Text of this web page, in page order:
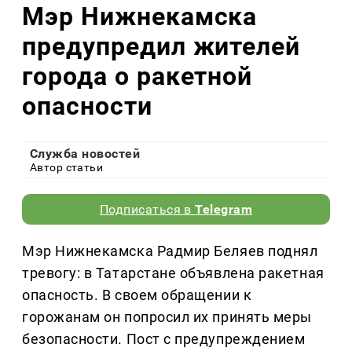
Мэр Нижнекамска
предупредил жителей
города о ракетной
опасности
Служба новостей
Автор статьи
Подписаться вTelegram
Мэр Нижнекамска Радмир Беляев поднял
тревогу: в Татарстане объявлена ракетная
опасность. В своем обращении к
горожанам он попросил их принять меры
безопасности. Пост с предупреждением